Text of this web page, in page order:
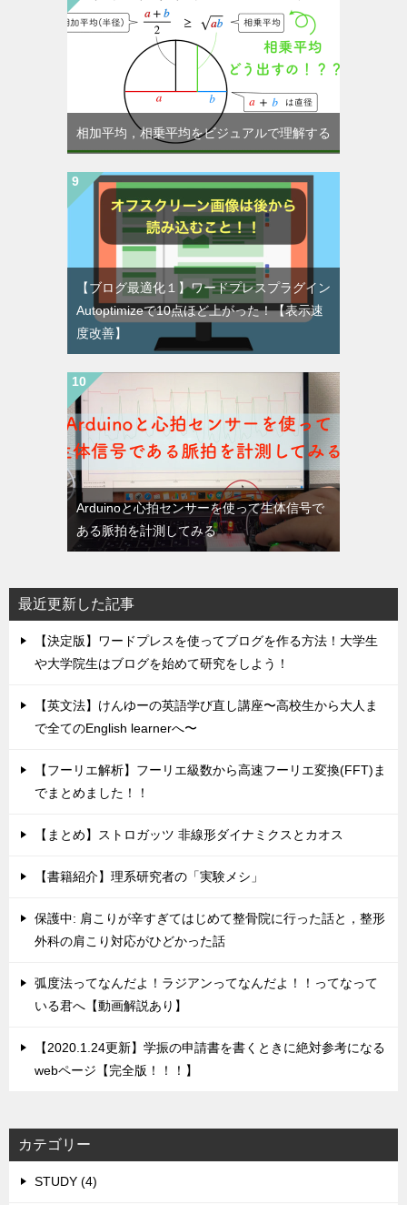
相加平均，相乗平均をビジュアルで理解する
【ブログ最適化１】ワードプレスプラグイン
Autoptimizeで10点ほど上がった！【表示速
度改善】
Arduinoと心拍センサーを使って生体信号で
ある脈拍を計測してみる
最近更新した記事
【決定版】ワードプレスを使ってブログを作る方法！大学生
や大学院生はブログを始めて研究をしよう！
【英文法】けんゆーの英語学び直し講座〜高校生から大人ま
で全てのEnglish learnerへ〜
【フーリエ解析】フーリエ級数から高速フーリエ変換(FFT)ま
でまとめました！！
【まとめ】ストロガッツ 非線形ダイナミクスとカオス
【書籍紹介】理系研究者の「実験メシ」
保護中: 肩こりが辛すぎてはじめて整骨院に行った話と，整形
外科の肩こり対応がひどかった話
弧度法ってなんだよ！ラジアンってなんだよ！！ってなって
いる君へ【動画解説あり】
【2020.1.24更新】学振の申請書を書くときに絶対参考になる
webページ【完全版！！！】
カテゴリー
STUDY (4)